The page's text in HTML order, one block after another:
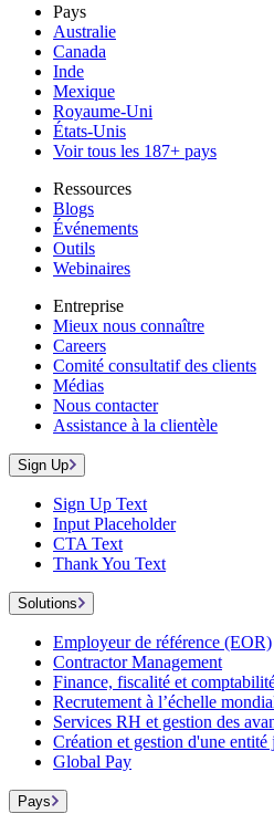
Pays
Australie
Canada
Inde
Mexique
Royaume-Uni
États-Unis
Voir tous les 187+ pays
Ressources
Blogs
Événements
Outils
Webinaires
Entreprise
Mieux nous connaître
Careers
Comité consultatif des clients
Médias
Nous contacter
Assistance à la clientèle
Sign Up
Sign Up Text
Input Placeholder
CTA Text
Thank You Text
Solutions
Employeur de référence (EOR)
Contractor Management
Finance, fiscalité et
Recrutement à l’échelle
Services RH et gestion des
Création et gestion d'une
Global Pay
Pays